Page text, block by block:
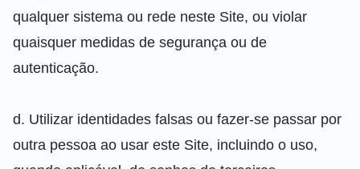
qualquer sistema ou rede neste Site, ou violar
quaisquer medidas de segurança ou de
autenticação.
d. Utilizar identidades falsas ou fazer-se passar por
outra pessoa ao usar este Site, incluindo o uso,